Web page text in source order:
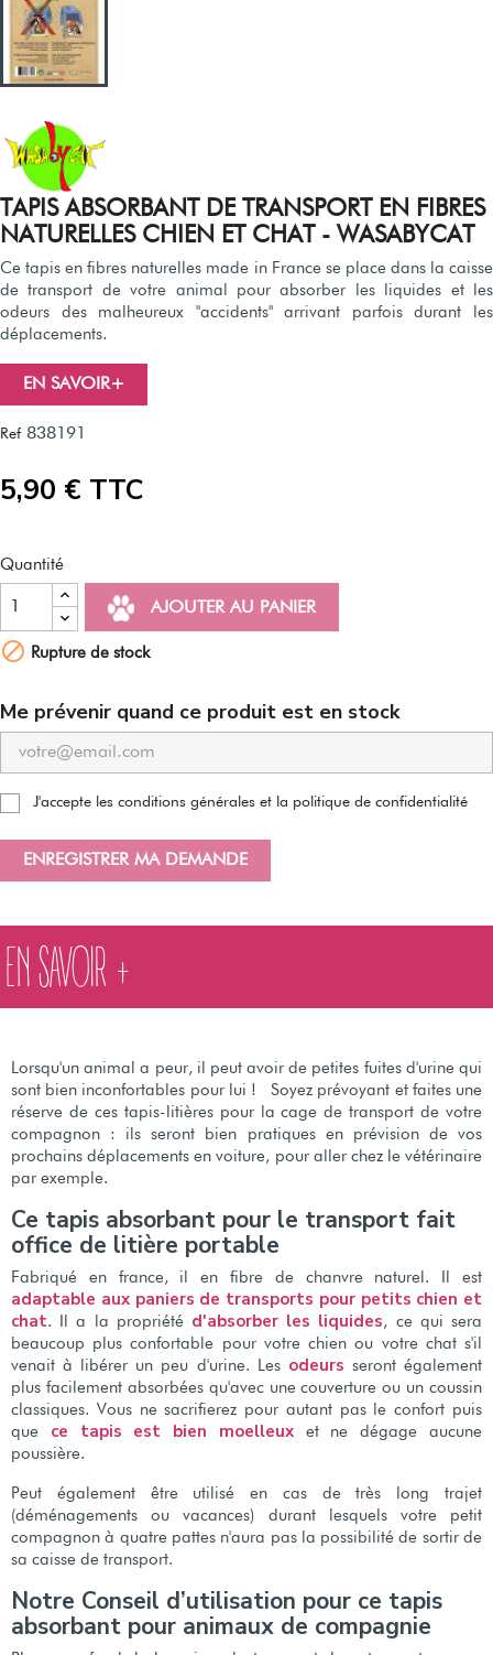
TAPIS ABSORBANT DE TRANSPORT EN FIBRES
NATURELLES CHIEN ET CHAT - WASABYCAT
Ce tapis en fibres naturelles made in France se place dans la caisse
de transport de votre animal pour absorber les liquides et les
odeurs des malheureux "accidents" arrivant parfois durant les
déplacements.
EN SAVOIR+
Ref 838191
5,90 € TTC
Quantité
AJOUTER AU PANIER
 Rupture de stock
Me prévenir quand ce produit est en stock
J'accepte les conditions générales et la politique de confidentialité
ENREGISTRER MA DEMANDE
EN SAVOIR +
Lorsqu'un animal a peur, il peut avoir de petites fuites d'urine qui
sont bien inconfortables pour lui ! Soyez prévoyant et faites une
réserve de ces tapis-litières pour la cage de transport de votre
compagnon : ils seront bien pratiques en prévision de vos
prochains déplacements en voiture, pour aller chez le vétérinaire
par exemple.
Ce tapis absorbant pour le transport fait
office de litière portable
Fabriqué en france, il en fibre de chanvre naturel. Il est
adaptable aux paniers de transports pour petits chien et
chat. Il a la propriété d'absorber les liquides, ce qui sera
beaucoup plus confortable pour votre chien ou votre chat s'il
venait à libérer un peu d'urine. Les odeurs seront également
plus facilement absorbées qu'avec une couverture ou un coussin
classiques. Vous ne sacrifierez pour autant pas le confort puis
que ce tapis est bien moelleuxet ne dégage aucune
poussière.
Peut également être utilisé en cas de très long trajet
(déménagements ou vacances) durant lesquels votre petit
compagnon à quatre pattes n'aura pas la possibilité de sortir de
sa caisse de transport.
Notre Conseil d’utilisation pour ce tapis
absorbant pour animaux de compagnie